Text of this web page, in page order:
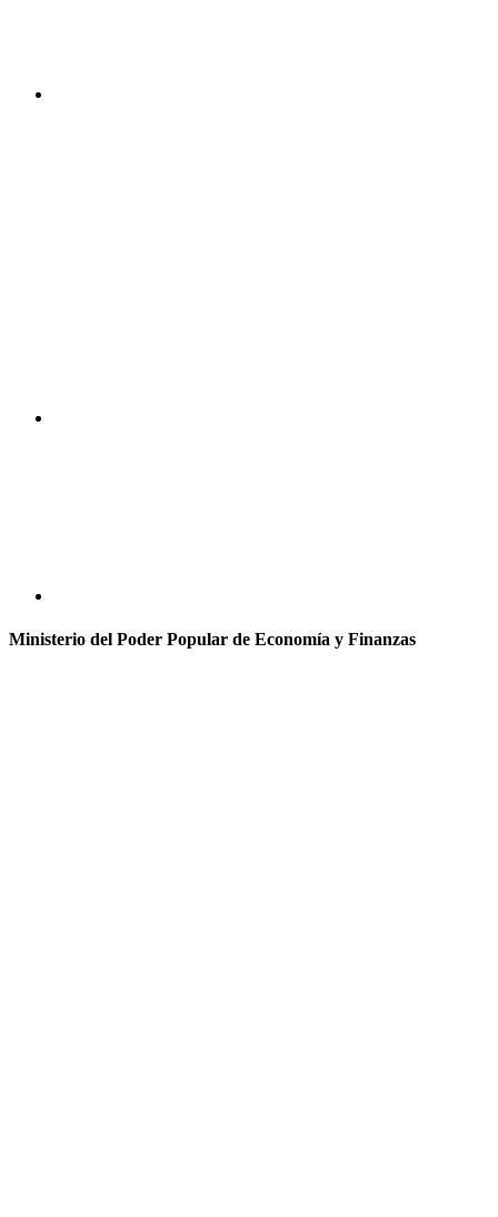
Ministerio del Poder Popular de Economía y Finanzas